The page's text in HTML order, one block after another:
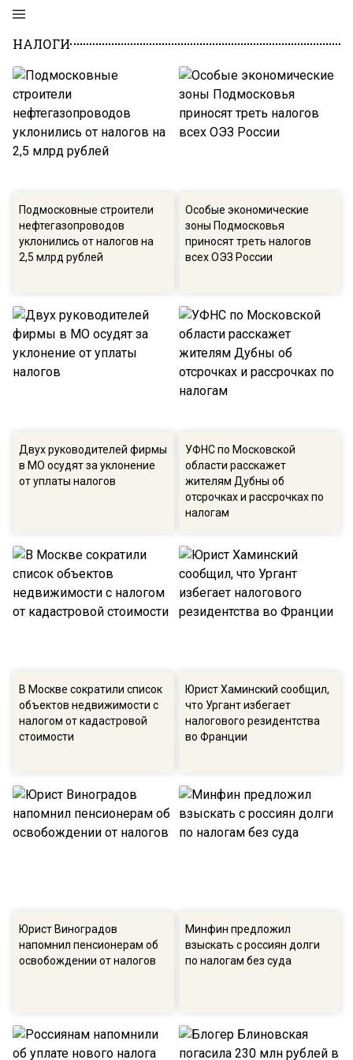
НАЛОГИ
Подмосковные строители
нефтегазопроводов
уклонились от налогов на
2,5 млрд рублей
Особые экономические
зоны Подмосковья
приносят треть налогов
всех ОЭЗ России
Двух руководителей фирмы
в МО осудят за уклонение
от уплаты налогов
УФНС по Московской
области расскажет
жителям Дубны об
отсрочках и рассрочках по
налогам
В Москве сократили список
объектов недвижимости с
налогом от кадастровой
стоимости
Юрист Хаминский сообщил,
что Ургант избегает
налогового резидентства
во Франции
Юрист Виноградов
напомнил пенсионерам об
освобождении от налогов
Минфин предложил
взыскать с россиян долги
по налогам без суда